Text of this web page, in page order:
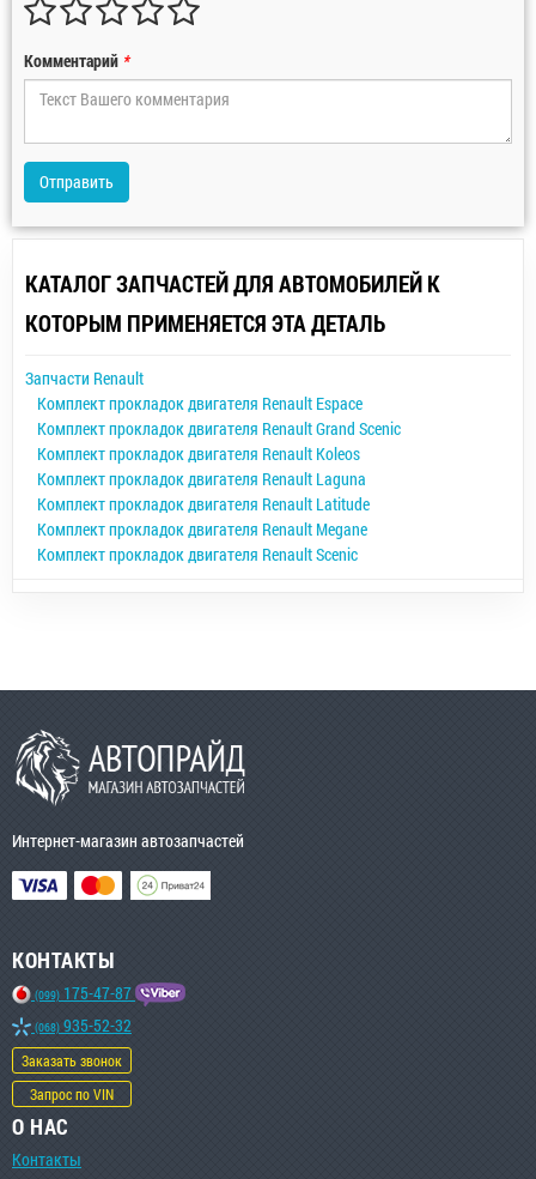
Комментарий *
Отправить
КАТАЛОГ ЗАПЧАСТЕЙ ДЛЯ АВТОМОБИЛЕЙ К
КОТОРЫМ ПРИМЕНЯЕТСЯ ЭТА ДЕТАЛЬ
Запчасти Renault
Комплект прокладок двигателя Renault Espace
Комплект прокладок двигателя Renault Grand Scenic
Комплект прокладок двигателя Renault Koleos
Комплект прокладок двигателя Renault Laguna
Комплект прокладок двигателя Renault Latitude
Комплект прокладок двигателя Renault Megane
Комплект прокладок двигателя Renault Scenic
Интернет-магазин автозапчастей
КОНТАКТЫ
(099) 175-47-87
(068) 935-52-32
Заказать звонок
Запрос по VIN
О НАС
Контакты